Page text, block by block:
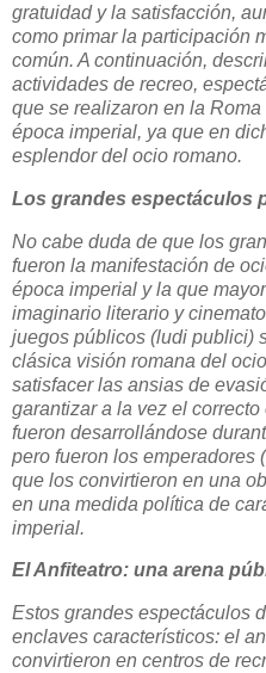
gratuidad y la satisfacción,
como primar la participación
común. A continuación,
actividades de recreo,
que se realizaron en la
época imperial, ya que en
esplendor del ocio romano.
Los grandes espectáculos
No cabe duda de que los
fueron la manifestación de
época imperial y la que
imaginario literario y
juegos públicos (ludi publici)
clásica visión romana del
satisfacer las ansias de
garantizar a la vez el
fueron desarrollándose
pero fueron los emperadores
que los convirtieron en una
en una medida política de
imperial.
El Anfiteatro: una arena
Estos grandes espectáculos
enclaves característicos: el
convirtieron en centros de